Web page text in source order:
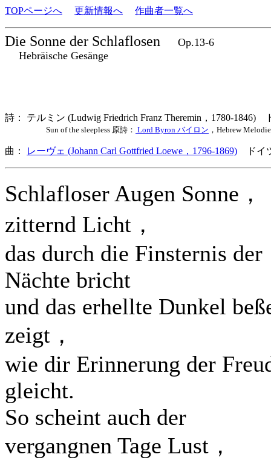
TOPページへ 更新情報へ 作曲者一覧へ
Die Sonne der Schlaflosen
Op.13-6
Hebräische Gesänge
詩： テルミン (Ludwig Friedrich Franz Theremin，1780-1846)
Sun of the sleepless 原詩： Lord Byron バイロン ，Hebrew
曲： レーヴェ (Johann Carl Gottfried Loewe，1796-1869) ドイ
Schlafloser Augen Sonne，
zitternd Licht，
das durch die Finsternis der
Nächte bricht
und das erhellte Dunkel
zeigt，
wie dir Erinnerung der
gleicht.
So scheint auch der
vergangnen Tage Lust，